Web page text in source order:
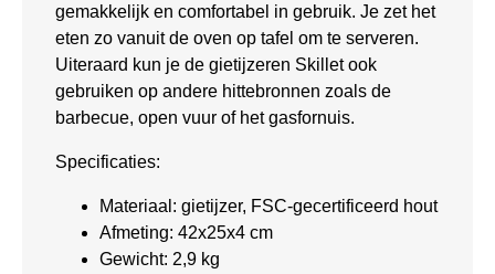
gemakkelijk en comfortabel in gebruik. Je zet het
eten zo vanuit de oven op tafel om te serveren.
Uiteraard kun je de gietijzeren Skillet ook
gebruiken op andere hittebronnen zoals de
barbecue, open vuur of het gasfornuis.
Specificaties:
Materiaal: gietijzer, FSC-gecertificeerd hout
Afmeting: 42x25x4 cm
Gewicht: 2,9 kg